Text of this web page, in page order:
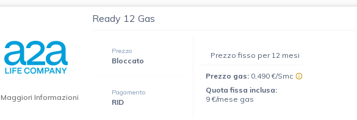
Maggiori Informazioni
Ready 12 Gas
Prezzo
Bloccato
Pagamento
RID
Prezzo fisso per 12 mesi
Prezzo gas: 0,490 €/Smc
Quota fissa inclusa:
9 €/mese gas